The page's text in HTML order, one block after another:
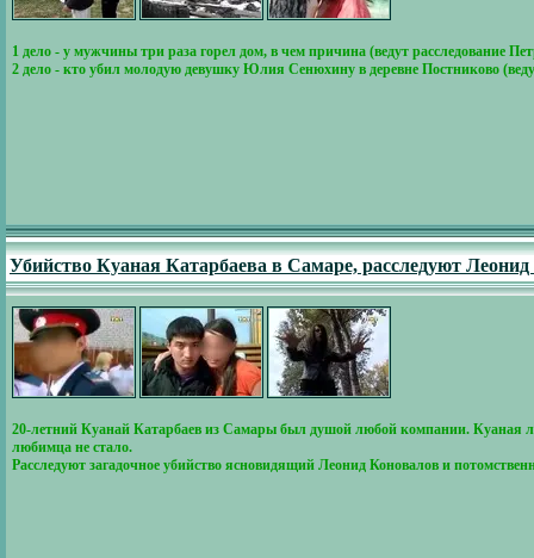
1 дело - у мужчины три раза горел дом, в чем причина (ведут расследование
2 дело - кто убил молодую девушку Юлия Сенюхину в деревне Постниково
Убийство Куаная Катарбаева в Самаре, расследуют
20-летний Куанай Катарбаев из Самары был душой любой компании. Куаная
любимца не стало.
Расследуют загадочное убийство ясновидящий Леонид Коновалов и